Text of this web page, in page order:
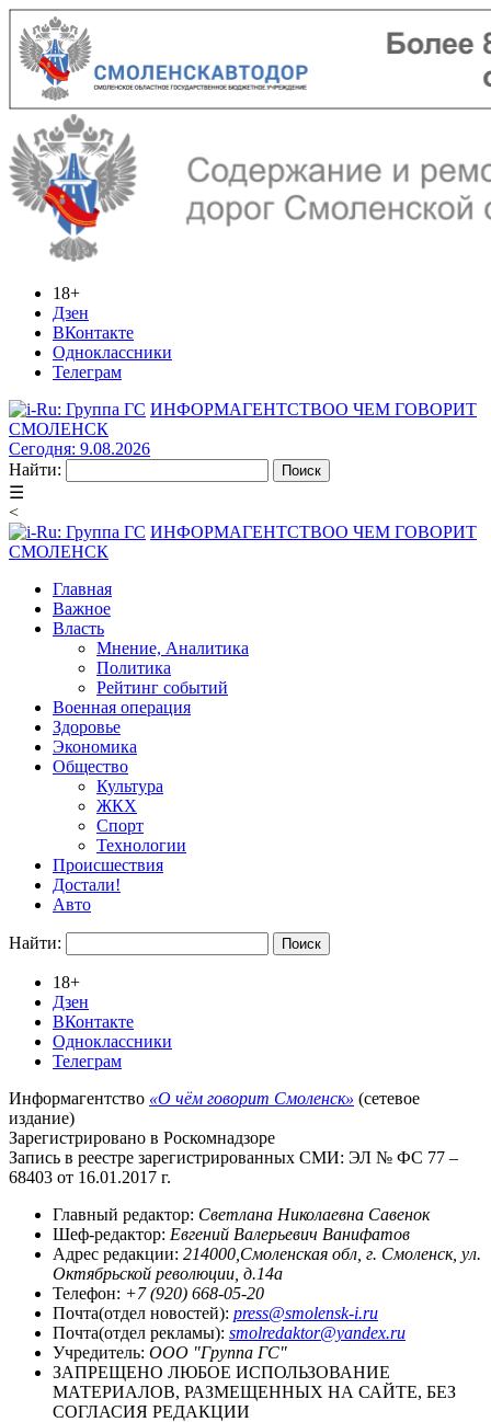
18+
Дзен
ВКонтакте
Одноклассники
Телеграм
ИНФОРМАГЕНТСТВОО ЧЕМ ГОВОРИТ
СМОЛЕНСК
Сегодня: 9.08.2026
Найти:
☰
<
ИНФОРМАГЕНТСТВОО ЧЕМ ГОВОРИТ
СМОЛЕНСК
Главная
Важное
Власть
Мнение, Аналитика
Политика
Рейтинг событий
Военная операция
Здоровье
Экономика
Общество
Культура
ЖКХ
Спорт
Технологии
Происшествия
Достали!
Авто
Найти:
18+
Дзен
ВКонтакте
Одноклассники
Телеграм
Информагентство «О чём говорит Смоленск» (сетевое
издание)
Зарегистрировано в Роскомнадзоре
Запись в реестре зарегистрированных СМИ: ЭЛ № ФС 77 –
68403 от 16.01.2017 г.
Главный редактор: Светлана Николаевна Савенок
Шеф-редактор: Евгений Валерьевич Ванифатов
Адрес редакции: 214000,Смоленская обл, г. Смоленск, ул.
Октябрьской революции, д.14а
Телефон: +7 (920) 668-05-20
Почта(отдел новостей): press@smolensk-i.ru
Почта(отдел рекламы): smolredaktor@yandex.ru
Учредитель: ООО "Группа ГС"
ЗАПРЕЩЕНО ЛЮБОЕ ИСПОЛЬЗОВАНИЕ
МАТЕРИАЛОВ, РАЗМЕЩЕННЫХ НА САЙТЕ, БЕЗ
СОГЛАСИЯ РЕДАКЦИИ